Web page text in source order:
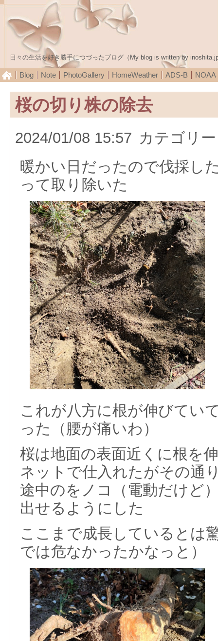
日々の生活を好き勝手につづったブログ（My blog is written by
Blog Note PhotoGallery HomeWeather ADS-B NOAA
桜の切り株の除去
2024/01/08 15:57 カテゴリ
暖かい日だったので伐採し
って取り除いた
これが八方に根が伸びてい
った（腰が痛いわ）
桜は地面の表面近くに根を
ネットで仕入れたがその通
途中のをノコ（電動だけど
出せるようにした
ここまで成長しているとは
では危なかったかなっと）